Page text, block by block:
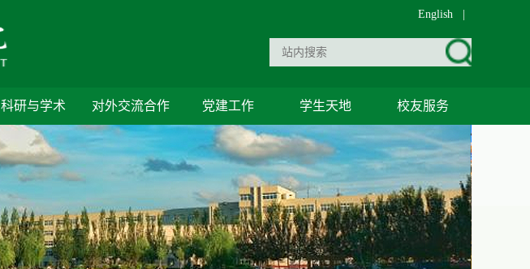
English
科研与学术 对外交流合作 党建工作 学生天地 校友服务